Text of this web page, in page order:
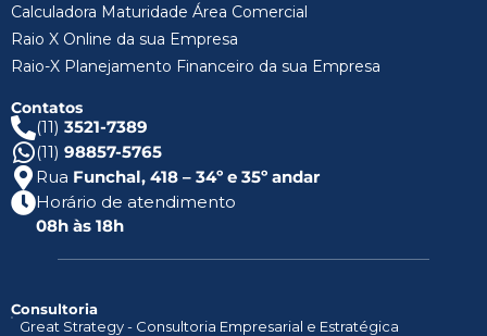
Calculadora Maturidade Área Comercial
Raio X Online da sua Empresa
Raio-X Planejamento Financeiro da sua Empresa
Contatos
(11) 3521-7389
(11) 98857-5765
Rua Funchal, 418 – 34º e 35º andar
Horário de atendimento
08h às 18h
Consultoria
Great Strategy - Consultoria Empresarial e Estratégica